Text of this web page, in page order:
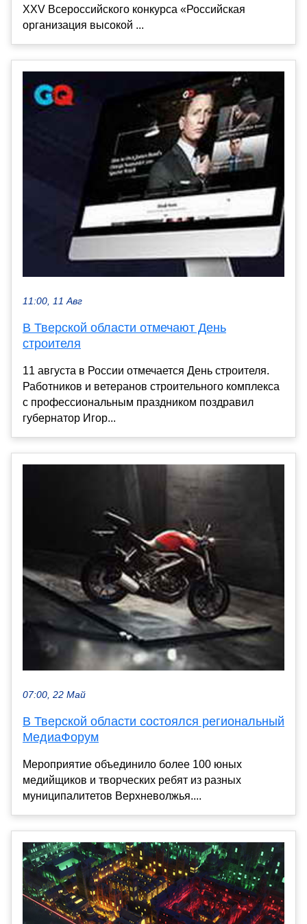
XXV Всероссийского конкурса «Российская
организация высокой ...
11:00, 11 Авг
В Тверской области отмечают День
строителя
11 августа в России отмечается День строителя.
Работников и ветеранов строительного комплекса
с профессиональным праздником поздравил
губернатор Игор...
07:00, 22 Май
В Тверской области состоялся региональный
МедиаФорум
Мероприятие объединило более 100 юных
медийщиков и творческих ребят из разных
муниципалитетов Верхневолжья....